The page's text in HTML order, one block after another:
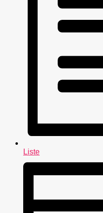
Liste